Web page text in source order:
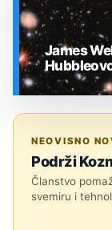
James
NEOVISNO
Podrži
Članstvo
svemiru i